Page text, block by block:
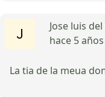
Jose luis
hace 5
La tia de la meua